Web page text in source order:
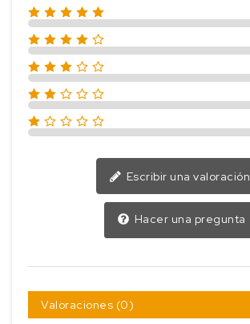
Escribir una valoración
Hacer una pregunta
Valoraciones (0)